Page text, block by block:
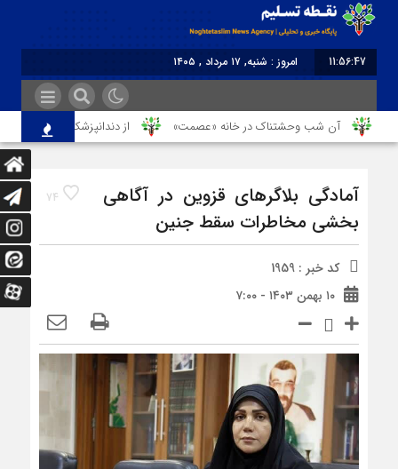
11:56:47
امروز : شنبه, ۱۷ مرداد , ۱۴۰۵
آن شب وحشتناک در خانه «عصمت» از دندانپزشک قاتل تا قاتل‌
74
آمادگی بلاگرهای قزوین در آگاهی
بخشی مخاطرات سقط جنین
کد خبر : 1959
۱۰ بهمن ۱۴۰۳ - ۷:۰۰